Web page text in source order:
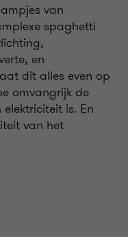
van
spaghetti
en
dit alles even op
omvangrijk de
is. En
van het